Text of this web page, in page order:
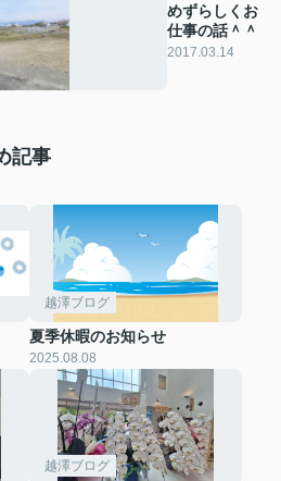
めずらしくお
仕事の話＾＾
2017.03.14
記事
越澤ブログ
夏季休暇のお知らせ
2025.08.08
越澤ブログ